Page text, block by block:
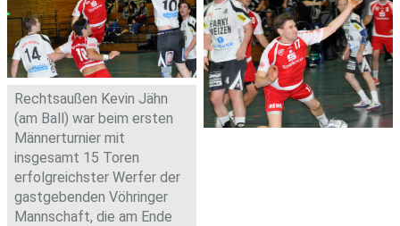
Rechtsaußen Kevin Jähn
(am Ball) war beim ersten
Männerturnier mit
insgesamt 15 Toren
erfolgreichster Werfer der
gastgebenden Vöhringer
Mannschaft, die am Ende